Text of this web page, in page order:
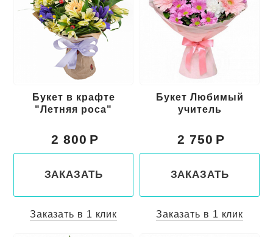
Букет в крафте
"Летняя роса"
2 800
ЗАКАЗАТЬ
Заказать в 1 клик
Букет Любимый
учитель
2 750
ЗАКАЗАТЬ
Заказать в 1 клик